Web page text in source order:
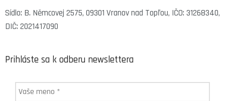
Sídlo: B. Němcovej 2575, 09301 Vranov nad Topľou, IČO: 31268340,
DIČ: 2021417090
Prihláste sa k odberu newslettera